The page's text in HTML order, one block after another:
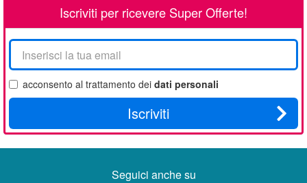
Iscriviti per ricevere Super Offerte!
La
tua
email
acconsento al trattamento dei dati personali
Iscriviti
Seguici anche su